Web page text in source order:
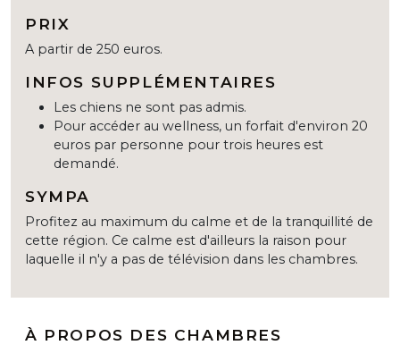
PRIX
A partir de 250 euros.
INFOS SUPPLÉMENTAIRES
Les chiens ne sont pas admis.
Pour accéder au wellness, un forfait d'environ 20
euros par personne pour trois heures est
demandé.
SYMPA
Profitez au maximum du calme et de la tranquillité de
cette région. Ce calme est d'ailleurs la raison pour
laquelle il n'y a pas de télévision dans les chambres.
À PROPOS DES CHAMBRES